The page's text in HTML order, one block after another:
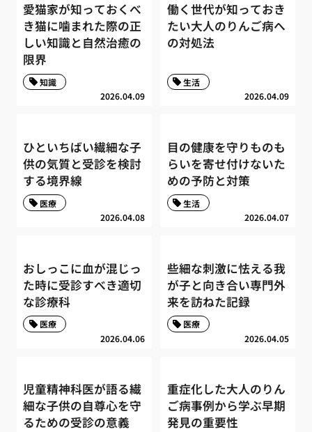
愛猫家が知っておくべ
き猫に噛まれた際の正
しい知識と自然治癒の
限界
2026.04.09
知識
働く世代が知っておき
たい大人のりんご病へ
の対処法
2026.04.09
生活
ひといちばい繊細な子
供の気質と受診を検討
する境界線
2026.04.08
医療
目の健康を守りものも
らいを寄せ付けないた
めの予防と対策
2026.04.07
生活
おしっこに血が混じっ
た時に受診すべき適切
な診療科
2026.04.06
医療
些細な刺激に怯える我
が子と向き合い専門外
来を訪ねた記録
2026.04.05
医療
児童精神科医が語る繊
細な子供の自尊心を守
るための受診の意義
重症化した大人のりん
ご病事例から学ぶ早期
発見の重要性